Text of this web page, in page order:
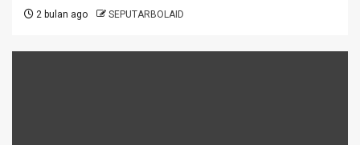
2 bulan ago SEPUTARBOLAID